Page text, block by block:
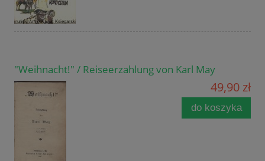
"Weihnacht!" / Reiseerzahlung von Karl May
49,90 zł
do koszyka